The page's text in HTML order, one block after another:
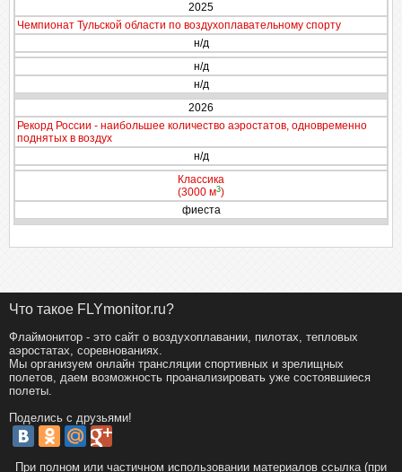
2025
Чемпионат Тульской области по воздухоплавательному спорту
н/д
н/д
н/д
2026
Рекорд России - наибольшее количество аэростатов, одновременно
поднятых в воздух
н/д
Классика
(3000 м3)
фиеста
Что такое FLYmonitor.ru?
Флаймонитор - это сайт о воздухоплавании, пилотах, тепловых
аэростатах, соревнованиях.
Мы организуем онлайн трансляции спортивных и зрелищных
полетов, даем возможность проанализировать уже состоявшиеся
полеты.
Поделись с друзьями!
При полном или частичном использовании материалов ссылка (при